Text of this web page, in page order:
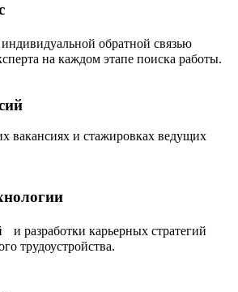
обратной связью
на каждом этапе поиска работы.
вакансиях и стажировках ведущих
разработки карьерных стратегий
трудоустройства.